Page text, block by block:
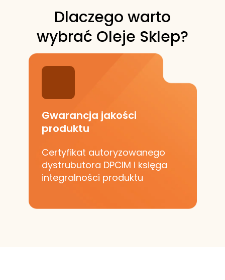
Dlaczego warto
wybrać Oleje Sklep?
Gwarancja jakości
produktu
Certyfikat autoryzowanego
dystrubutora DPCIM i księga
integralności produktu